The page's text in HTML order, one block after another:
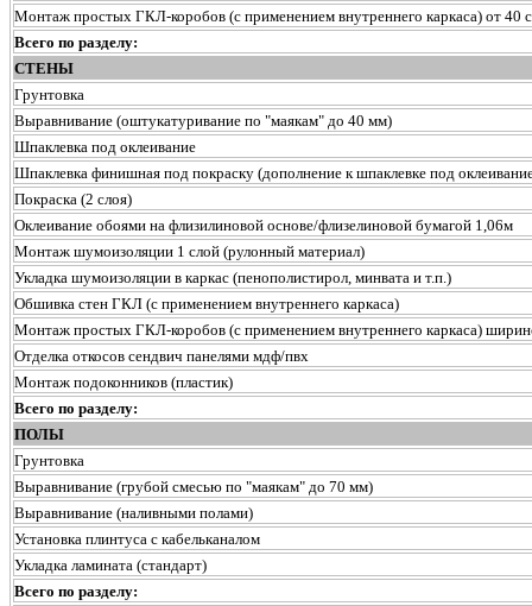
Монтаж простых ГКЛ-коробов (с применением внутреннего каркаса) от 40
Всего по разделу:
СТЕНЫ
Грунтовка
Выравнивание (оштукатуривание по "маякам" до 40 мм)
Шпаклевка под оклеивание
Шпаклевка финишная под покраску (дополнение к шпаклевке под
Покраска (2 слоя)
Оклеивание обоями на флизилиновой основе/флизелиновой бумагой 1,06м
Монтаж шумоизоляции 1 слой (рулонный материал)
Укладка шумоизоляции в каркас (пенополистирол, минвата и т.п.)
Обшивка стен ГКЛ (с применением внутреннего каркаса)
Монтаж простых ГКЛ-коробов (с применением внутреннего каркаса)
Отделка откосов сендвич панелями мдф/пвх
Монтаж подоконников (пластик)
Всего по разделу:
ПОЛЫ
Грунтовка
Выравнивание (грубой смесью по "маякам" до 70 мм)
Выравнивание (наливными полами)
Установка плинтуса с кабельканалом
Укладка ламината (стандарт)
Всего по разделу: